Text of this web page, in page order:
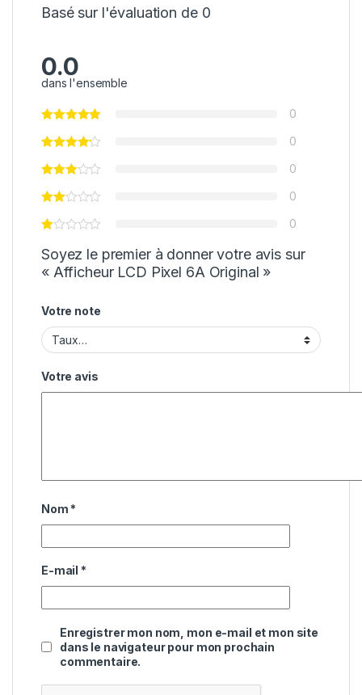
Basé sur l'évaluation de 0
0.0
dans l'ensemble
0
0
0
0
0
Soyez le premier à donner votre avis sur
« Afficheur LCD Pixel 6A Original »
Votre note
Votre avis
Nom *
E-mail *
Enregistrer mon nom, mon e-mail et mon site
dans le navigateur pour mon prochain
commentaire.